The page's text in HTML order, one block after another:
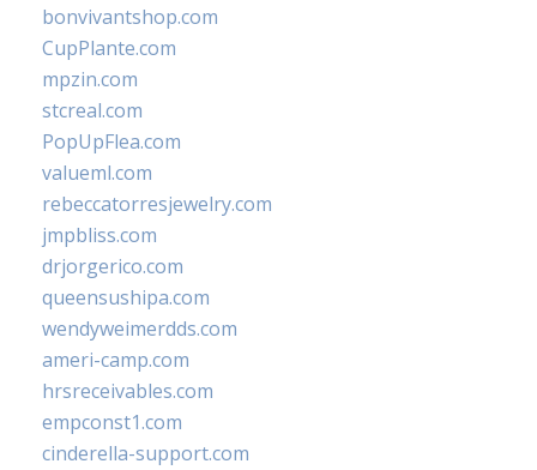
bonvivantshop.com
CupPlante.com
mpzin.com
stcreal.com
PopUpFlea.com
valueml.com
rebeccatorresjewelry.com
jmpbliss.com
drjorgerico.com
queensushipa.com
wendyweimerdds.com
ameri-camp.com
hrsreceivables.com
empconst1.com
cinderella-support.com